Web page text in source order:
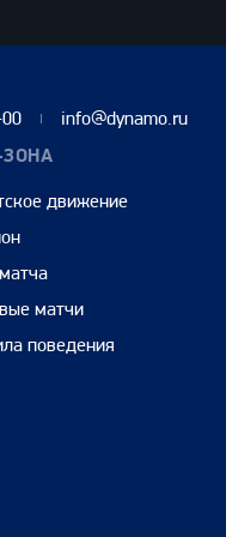
info@dynamo.ru
движение
матчи
поведения